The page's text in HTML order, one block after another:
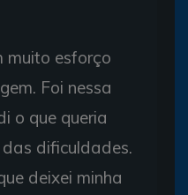
muito esforço
Foi nessa
o que queria
dificuldades.
deixei minha